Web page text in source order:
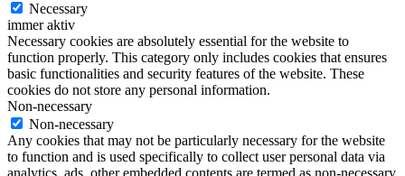
Necessary
immer aktiv
Necessary cookies are absolutely essential for the website to
function properly. This category only includes cookies that ensures
basic functionalities and security features of the website. These
cookies do not store any personal information.
Non-necessary
Non-necessary
Any cookies that may not be particularly necessary for the website
to function and is used specifically to collect user personal data via